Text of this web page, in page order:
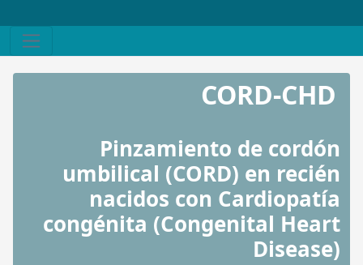
CORD-CHD
Pinzamiento de cordón
umbilical (CORD) en recién
nacidos con Cardiopatía
congénita (Congenital Heart
Disease)